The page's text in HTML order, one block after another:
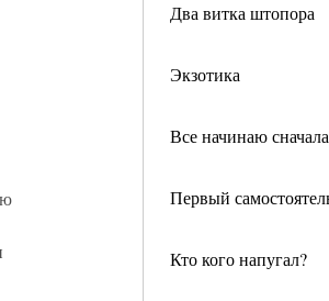
Два витка штопора
Экзотика
Все начинаю сначала
Первый
Кто кого напугал?